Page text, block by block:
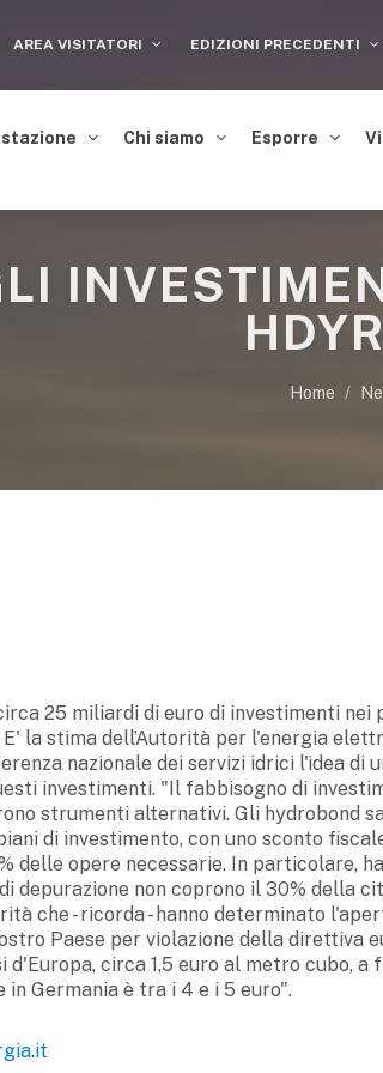
AREA VISITATORI EDIZIONI PRECEDENTI
Chi siamo Esporre
Home
25 miliardi di euro di investimenti
la stima dell’Autorità per l'energia
nazionale dei servizi idrici l'idea di
investimenti. "Il fabbisogno di
strumenti alternativi. Gli hydrobond
di investimento, con uno sconto
delle opere necessarie. In particolare,
depurazione non coprono il 30% della
che - ricorda - hanno determinato
Paese per violazione della direttiva
d'Europa, circa 1,5 euro al metro cubo,
in Germania è tra i 4 e i 5 euro".